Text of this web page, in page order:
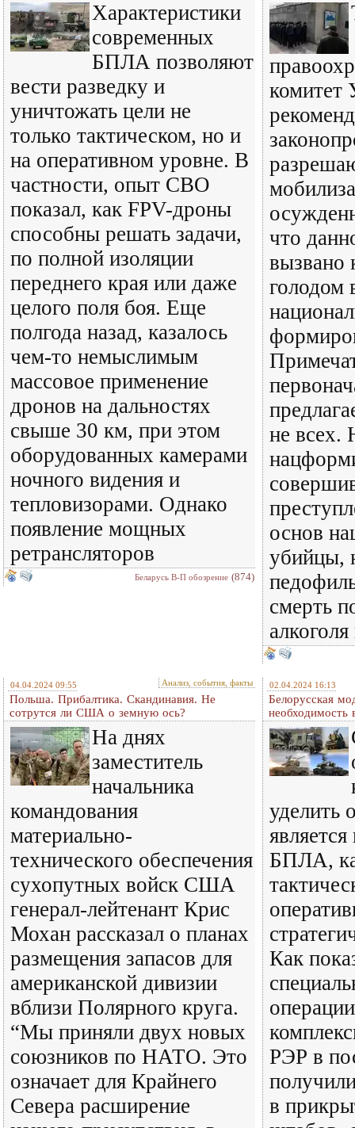
Характеристики
современных
БПЛА позволяют
вести разведку и
уничтожать цели не
только тактическом, но и
на оперативном уровне. В
частности, опыт СВО
показал, как FPV-дроны
способны решать задачи,
по полной изоляции
переднего края или даже
целого поля боя. Еще
полгода назад, казалось
чем-то немыслимым
массовое применение
дронов на дальностях
свыше 30 км, при этом
оборудованных камерами
ночного видения и
тепловизорами. Однако
появление мощных
ретрансляторов
Беларусь В-П обозрение (874)
комитет
что
вызвано
голодом
не всех.
основ
убийцы,
смерть
04.04.2024 09:55 Анализ, события, факты
Польша. Прибалтика. Скандинавия. Не
сотрутся ли США о земную ось?
На днях
заместитель
начальника
командования
материально-
технического обеспечения
сухопутных войск США
генерал-лейтенант Крис
Мохан рассказал о планах
размещения запасов для
американской дивизии
вблизи Полярного круга.
“Мы приняли двух новых
союзников по НАТО. Это
означает для Крайнего
Севера расширение
02.04.2024 16:13
Белорусская
необходимость
уделить
БПЛА,
Как
РЭР в
в